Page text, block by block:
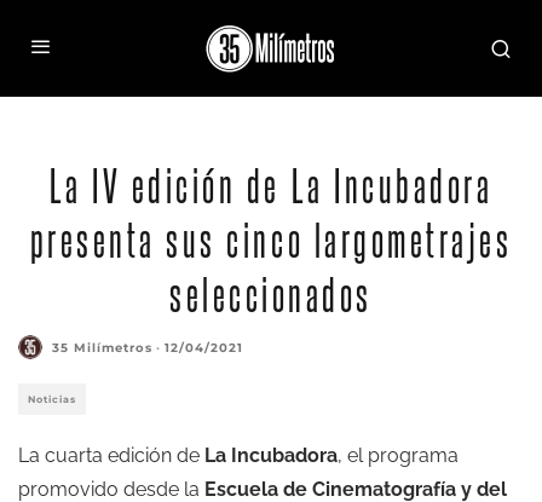
La IV edición de La Incubadora
presenta sus cinco largometrajes
seleccionados
35 Milímetros · 12/04/2021
Noticias
La cuarta edición de La Incubadora, el programa
promovido desde la Escuela de Cinematografía y del